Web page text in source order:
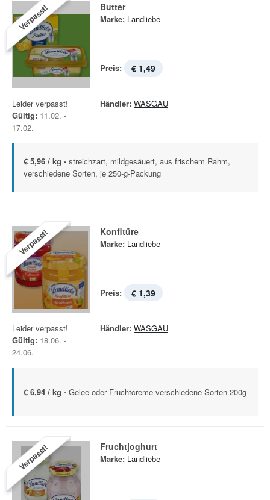
Verpasst! Butter
Marke: Landliebe
Preis: € 1,49
Leider verpasst!
Gültig: 11.02. -
17.02.
Händler: WASGAU
€ 5,96 / kg - streichzart, mildgesäuert, aus frischem Rahm,
verschiedene Sorten, je 250-g-Packung
Verpasst! Konfitüre
Marke: Landliebe
Preis: € 1,39
Leider verpasst!
Gültig: 18.06. -
24.06.
Händler: WASGAU
€ 6,94 / kg - Gelee oder Fruchtcreme verschiedene Sorten 200g
Verpasst! Fruchtjoghurt
Marke: Landliebe